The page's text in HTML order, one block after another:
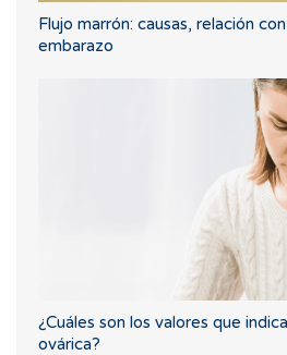
Flujo marrón: causas, relación
embarazo
¿Cuáles son los valores que
ovárica?